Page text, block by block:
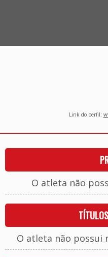
Link do perfil:
O atleta não
O atleta não possui